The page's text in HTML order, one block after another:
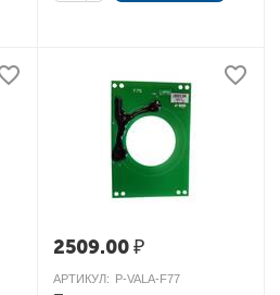
2509.00₽
АРТИКУЛ: P-VALA-F77